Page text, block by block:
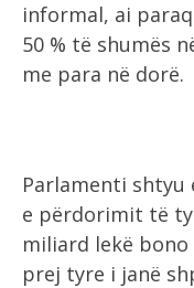
informal, ai
50 % të shumës
me para në dorë.
Parlamenti
e përdorimit të
miliard lekë
prej tyre i janë